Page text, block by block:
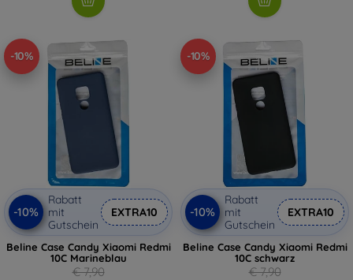
-10%
-10%
Rabatt
mit
Gutschein
EXTRA10
Beline Case Candy Xiaomi Redmi
10C Marineblau
€ 7,90
-10%
-10%
Rabatt
mit
Gutschein
EXTRA10
Beline Case Candy Xiaomi Redmi
10C schwarz
€ 7,90